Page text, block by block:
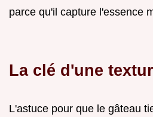
parce qu'il capture l'essence
La clé d'une
L'astuce pour que le gâteau